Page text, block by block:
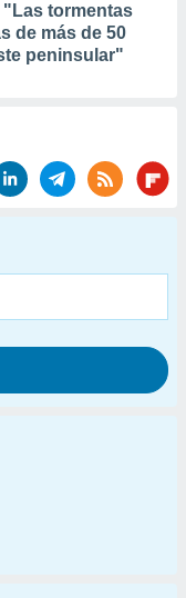
"Las tormentas
de más de 50
peninsular"